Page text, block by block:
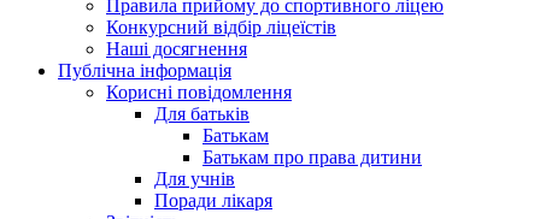
Правила прийому до спортивного ліцею
Конкурсний відбір ліцеїстів
Наші досягнення
Публічна інформація
Корисні повідомлення
Для батьків
Батькам
Батькам про права дитини
Для учнів
Поради лікаря